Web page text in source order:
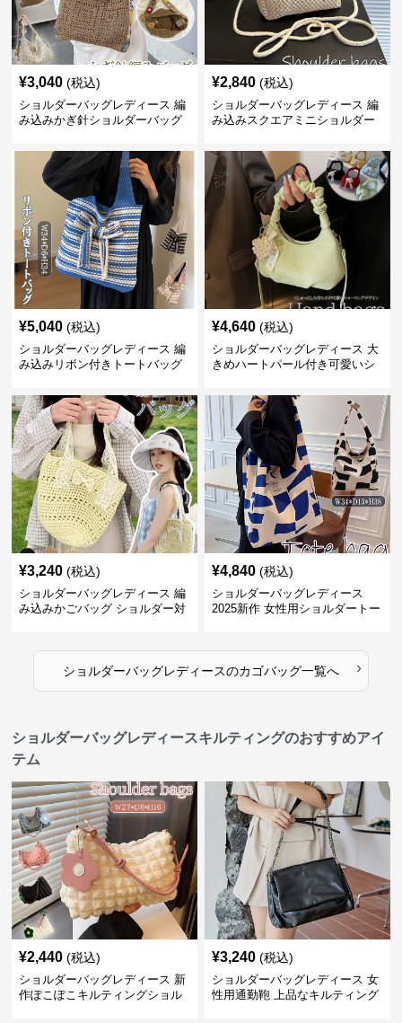
¥3,040 (税込)
ショルダーバッグレディース 編
み込みかぎ針ショルダーバッグ
¥2,840 (税込)
ショルダーバッグレディース 編
み込みスクエアミニショルダー
¥5,040 (税込)
ショルダーバッグレディース 編
み込みリボン付きトートバッグ
¥4,640 (税込)
ショルダーバッグレディース 大
きめハートパール付き可愛いシ
¥3,240 (税込)
ショルダーバッグレディース 編
み込みかごバッグ ショルダー対
¥4,840 (税込)
ショルダーバッグレディース
2025新作 女性用ショルダートー
ショルダーバッグレディースのカゴバッグ一覧へ ›
ショルダーバッグレディースキルティングのおすすめアイ
テム
¥2,440 (税込)
ショルダーバッグレディース 新
作ぽこぽこキルティングショル
¥3,240 (税込)
ショルダーバッグレディース 女
性用通勤鞄 上品なキルティング